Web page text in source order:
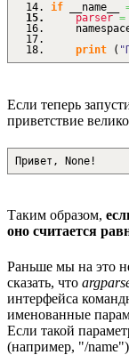
if __name__
parser =
print
(
Если теперь
приветствие
Привет, None!
Таким образом,
оно считается
Раньше мы на это
сказать, что
интерфейса
именованные
Если такой
(например, "/